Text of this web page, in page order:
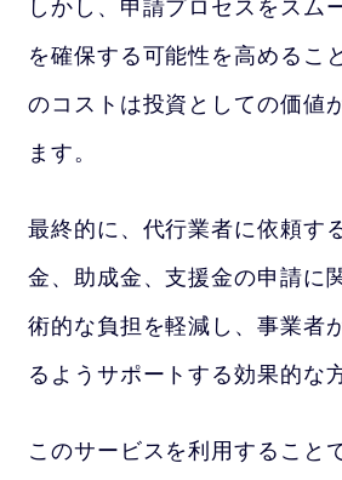
を確保する可能性を高めるこ
のコストは投資としての価値
ます。
最終的に、代行業者に依頼す
金、助成金、支援金の申請に
術的な負担を軽減し、事業者
るようサポートする効果的な
このサービスを利用すること